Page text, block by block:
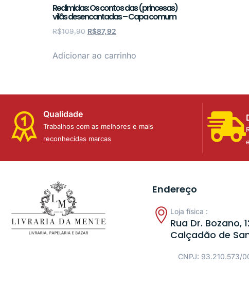
Redimidas: Os contos das (princesas)
vilãs desencantadas – Capa comum
R$109,90 R$87,92
Adicionar ao carrinho
Qualidade
Trabalhos com as melhores e mais
reconhecidas marcas
Endereço
Loja física :
Rua Dr. Bozano,
Calçadão de
CNPJ: 93.210.573/